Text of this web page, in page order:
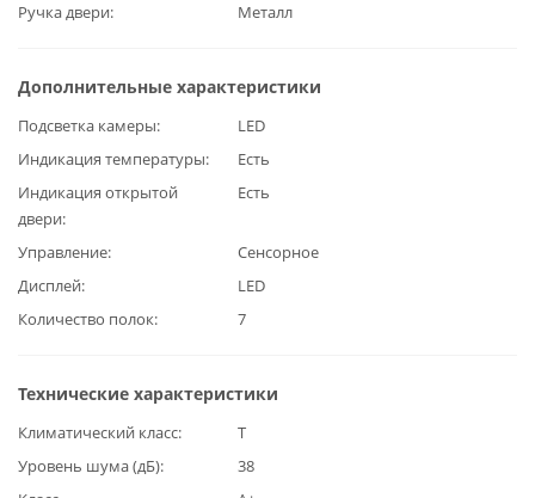
Ручка двери Металл
Дополнительные характеристики
Подсветка камеры
LED
Индикация температуры
Есть
Индикация открытой
двери
Есть
Управление
Сенсорное
Дисплей
LED
Количество полок
7
Технические характеристики
Климатический класс
T
Уровень шума (дБ)
38